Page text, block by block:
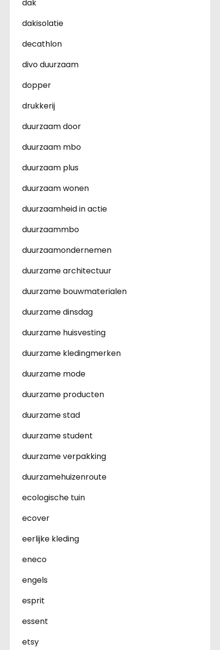
dak
dakisolatie
decathlon
divo duurzaam
dopper
drukkerij
duurzaam door
duurzaam mbo
duurzaam plus
duurzaam wonen
duurzaamheid in actie
duurzaammbo
duurzaamondernemen
duurzame architectuur
duurzame bouwmaterialen
duurzame dinsdag
duurzame huisvesting
duurzame kledingmerken
duurzame mode
duurzame producten
duurzame stad
duurzame student
duurzame verpakking
duurzamehuizenroute
ecologische tuin
ecover
eerlijke kleding
eneco
engels
esprit
essent
etsy